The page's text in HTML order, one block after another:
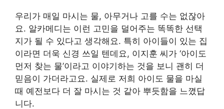
우리가 매일 마시는 물, 아무거나 고를 수는 없잖아
요. 알카메디는 이런 고민을 덜어주는 똑똑한 선택
지가 될 수 있다고 생각해요. 특히 아이들이 있는 집
이라면 더욱 신경 쓰일 텐데요, 이지훈 씨가 ‘아이도
먼저 찾는 물’이라고 이야기하는 것을 보니 괜히 더
믿음이 가더라고요. 실제로 저희 아이도 물을 마실
때 예전보다 더 잘 마시는 것 같아 뿌듯함을 느꼈답
니다.